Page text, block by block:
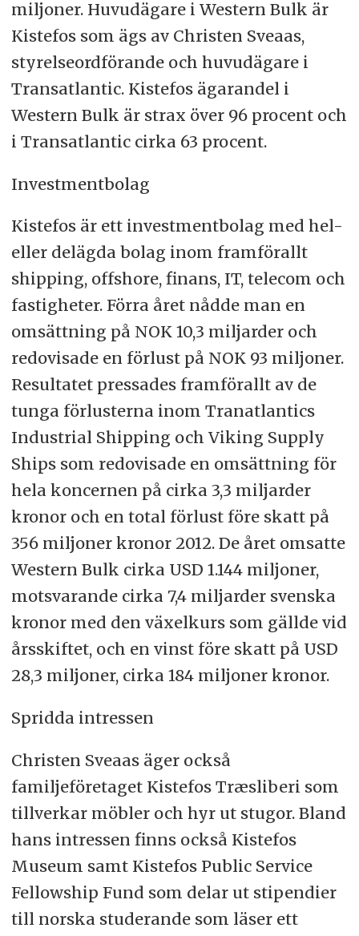
miljoner. Huvudägare i Western Bulk är
Kistefos som ägs av Christen Sveaas,
styrelseordförande och huvudägare i
Transatlantic. Kistefos ägarandel i
Western Bulk är strax över 96 procent och
i Transatlantic cirka 63 procent.
Investmentbolag
Kistefos är ett investmentbolag med hel-
eller delägda bolag inom framförallt
shipping, offshore, finans, IT, telecom och
fastigheter. Förra året nådde man en
omsättning på NOK 10,3 miljarder och
redovisade en förlust på NOK 93 miljoner.
Resultatet pressades framförallt av de
tunga förlusterna inom Tranatlantics
Industrial Shipping och Viking Supply
Ships som redovisade en omsättning för
hela koncernen på cirka 3,3 miljarder
kronor och en total förlust före skatt på
356 miljoner kronor 2012. De året omsatte
Western Bulk cirka USD 1.144 miljoner,
motsvarande cirka 7,4 miljarder svenska
kronor med den växelkurs som gällde vid
årsskiftet, och en vinst före skatt på USD
28,3 miljoner, cirka 184 miljoner kronor.
Spridda intressen
Christen Sveaas äger också
familjeföretaget Kistefos Træsliberi som
tillverkar möbler och hyr ut stugor. Bland
hans intressen finns också Kistefos
Museum samt Kistefos Public Service
Fellowship Fund som delar ut stipendier
till norska studerande som läser ett